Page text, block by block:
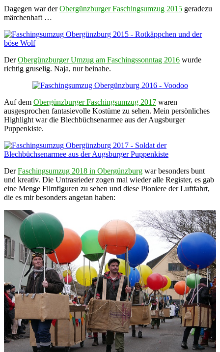
Dagegen war derObergünzburger Faschingsumzug 2015 geradezu
märchenhaft …
DerObergünzburger Umzug am Faschingssonntag 2016 wurde
richtig gruselig. Naja, nur beinahe.
Auf dem Obergünzburger Faschingsumzug 2017 waren
ausgesprochen fantasievolle Kostüme zu sehen. Mein persönliches
Highlight war die Blechbüchsenarmee aus der Augsburger
Puppenkiste.
DerFaschingsumzug 2018 in Obergünzburg war besonders bunt
und kreativ. Die Untrasrieder zogen mal wieder alle Register, es gab
eine Menge Filmfiguren zu sehen und diese Pioniere der Luftfahrt,
die es mir besonders angetan haben: